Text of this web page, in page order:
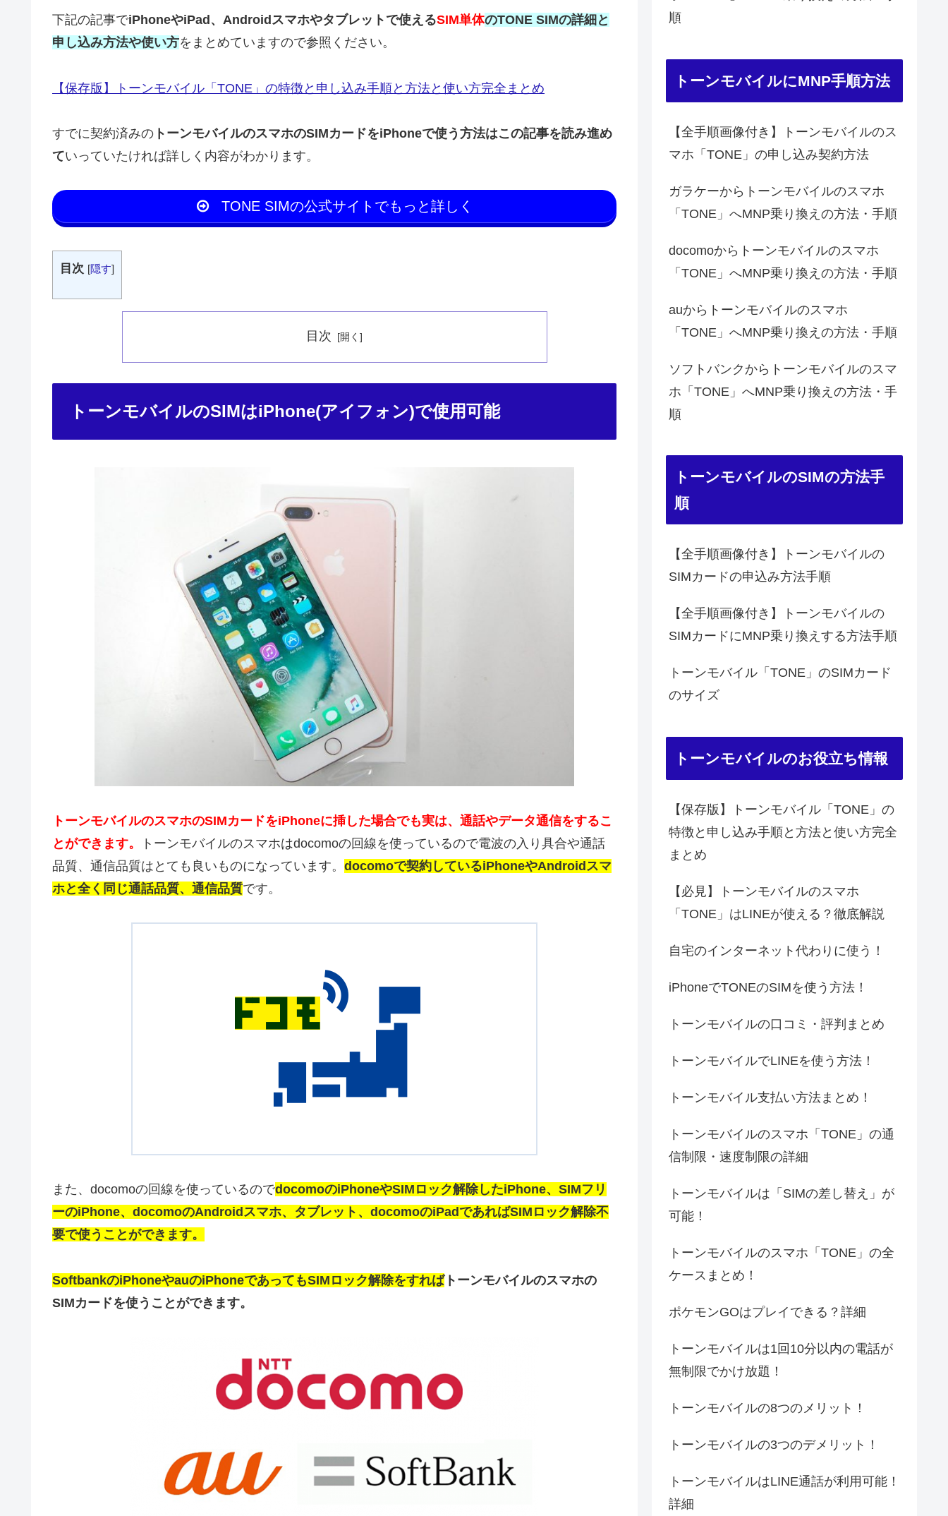
下記の記事でiPhoneやiPad、Androidスマホやタブレットで使えるSIM単体のTONE SIMの詳細と
申し込み方法や使い方をまとめていますので参照ください。
【保存版】トーンモバイル「TONE」の特徴と申し込み手順と方法と使い方完全まとめ
すでに契約済みの トーンモバイルのスマホのSIMカードをiPhoneで使う方法はこの記事を読み進め
ていっていたければ詳しく内容がわかります。
TONE SIMの公式サイトでもっと詳しく
目次 [隠す]
目次
トーンモバイルのSIMはiPhone(アイフォン)で使用可能
トーンモバイルのスマホのSIMカードをiPhoneに挿した場合でも実は、通話やデータ通信をするこ
とができます。
トーンモバイルのスマホはdocomoの回線を使っているので電波の入り具合や通話
品質、通信品質はとても良いものになっています。 docomoで契約しているiPhoneやAndroidスマ
ホと全く同じ通話品質、通信品質です。
また、docomoの回線を使っているのでdocomoのiPhoneやSIMロック解除したiPhone、SIMフリ
ーのiPhone、docomoのAndroidスマホ、タブレット、docomoのiPad であればSIMロック解除不
要で使うことができます。
SoftbankのiPhoneやauのiPhoneであってもSIMロック解除をすればトーンモバイルのスマホの
SIMカードを使うことができます。
順
トーンモバイルにMNP手順方法
【全手順画像付き】トーンモバイルのス
マホ「TONE」の申し込み契約方法
ガラケーからトーンモバイルのスマホ
「TONE」へMNP乗り換えの方法・手順
docomoからトーンモバイルのスマホ
「TONE」へMNP乗り換えの方法・手順
auからトーンモバイルのスマホ
「TONE」へMNP乗り換えの方法・手順
ソフトバンクからトーンモバイルのスマ
ホ「TONE」へMNP乗り換えの方法・手
順
トーンモバイルのSIMの方法手
順
【全手順画像付き】トーンモバイルの
SIMカードの申込み方法手順
【全手順画像付き】トーンモバイルの
SIMカードにMNP乗り換えする方法手順
トーンモバイル「TONE」のSIMカード
のサイズ
トーンモバイルのお役立ち情報
【保存版】トーンモバイル「TONE」の
特徴と申し込み手順と方法と使い方完全
まとめ
【必見】トーンモバイルのスマホ
「TONE」はLINEが使える？徹底解説
自宅のインターネット代わりに使う！
iPhoneでTONEのSIMを使う方法！
トーンモバイルの口コミ・評判まとめ
トーンモバイルでLINEを使う方法！
トーンモバイル支払い方法まとめ！
トーンモバイルのスマホ「TONE」の通
信制限・速度制限の詳細
トーンモバイルは「SIMの差し替え」が
可能！
トーンモバイルのスマホ「TONE」の全
ケースまとめ！
ポケモンGOはプレイできる？詳細
トーンモバイルは1回10分以内の電話が
無制限でかけ放題！
トーンモバイルの8つのメリット！
トーンモバイルの3つのデメリット！
トーンモバイルはLINE通話が利用可能！
詳細